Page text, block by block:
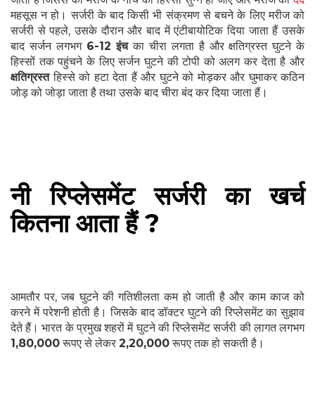
महसूस न हो। सर्जरी के बाद किसी भी संक्रमण से बचने के लिए मरीज को
सर्जरी से पहले, उसके दौरान और बाद में एंटीबायोटिक दिया जाता हैं उसके
बाद सर्जन लगभग 6-12 इंचका चीरा लगता है और क्षतिग्रस्त घुटने के
हिस्सों तक पहुंचने के लिए सर्जन घुटने की टोपी को अलग कर देता है और
क्षतिग्रस्तहिस्से को हटा देता हैं और घुटने को मोड़कर और घुमाकर कठिन
जोड़ को जोड़ा जाता है तथा उसके बाद चीरा बंद कर दिया जाता हैं।
नी रिप्लेसमेंट सर्जरी का खर्च
कितना आता हैं ?
आमतौर पर, जब घुटने की गतिशीलता कम हो जाती है और काम काज को
करने में परेशनी होती है। जिसके बाद डॉक्टर घुटने की रिप्लेसमेंट का सुझाव
देते हैं। भारत के प्रमुख शहरों में घुटने की रिप्लेसमेंट सर्जरी की लागत लगभग
1,80,000रूपए से लेकर 2,20,000रूपए तक हो सकती है।